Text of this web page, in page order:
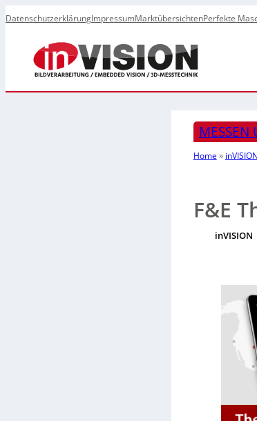
DatenschutzerklärungImpressumMarktübersichtenPerfekte
MESSEN
Home» inVISION
F&E
inVISION